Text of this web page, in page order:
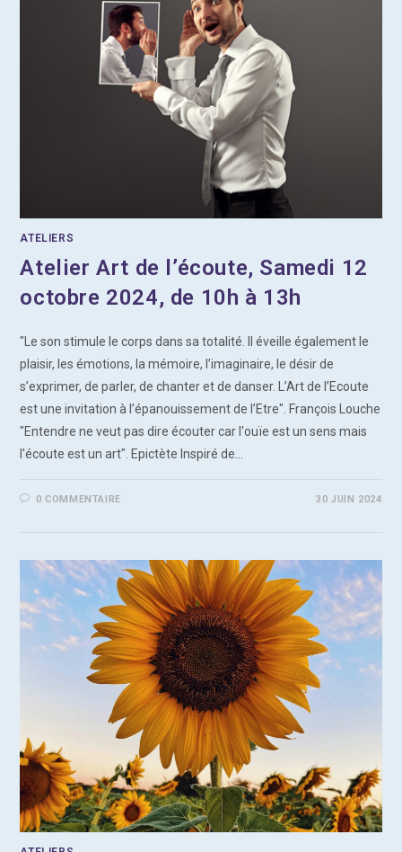
ATELIERS
Atelier Art de l’écoute, Samedi 12
octobre 2024, de 10h à 13h
"Le son stimule le corps dans sa totalité. Il éveille également le
plaisir, les émotions, la mémoire, l’imaginaire, le désir de
s’exprimer, de parler, de chanter et de danser. L’Art de l’Ecoute
est une invitation à l’épanouissement de l’Etre". François Louche
"Entendre ne veut pas dire écouter car l'ouïe est un sens mais
l'écoute est un art". Epictète Inspiré de…
0 COMMENTAIRE 30 JUIN 2024